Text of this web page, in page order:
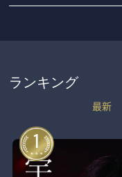
ランキング
最新
1